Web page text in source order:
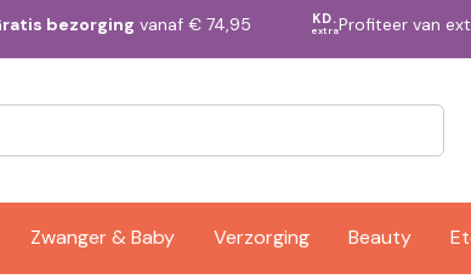
bezorging vanaf € 74,95 KD.
extraProfiteer van
Zwanger & Baby Verzorging Beauty